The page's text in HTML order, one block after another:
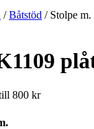
/Båtstöd / Stolpe
800 kr